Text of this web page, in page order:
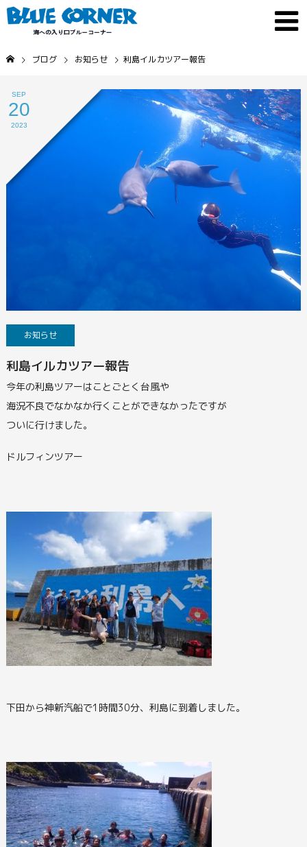
ブログ お知らせ 利島イルカツアー報告
SEP
20
2023
お知らせ
利島イルカツアー報告
今年の利島ツアーはことごとく台風や
海況不良でなかなか行くことができなかったですが
ついに行けました。
ドルフィンツアー
下田から神新汽船で1時間30分、利島に到着しました。